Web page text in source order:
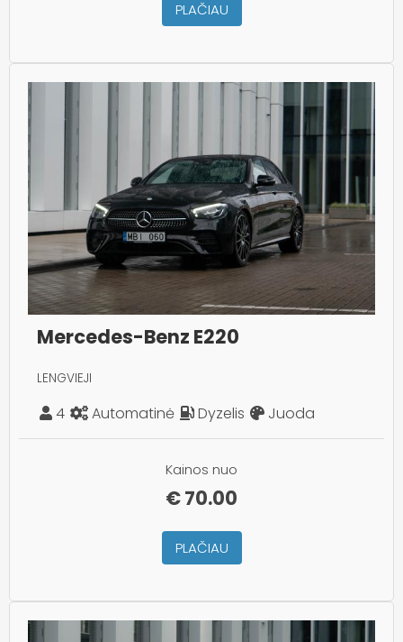
PLAČIAU
Mercedes-Benz E220
LENGVIEJI
4 Automatinė Dyzelis Juoda
Kainos nuo
€70.00
PLAČIAU